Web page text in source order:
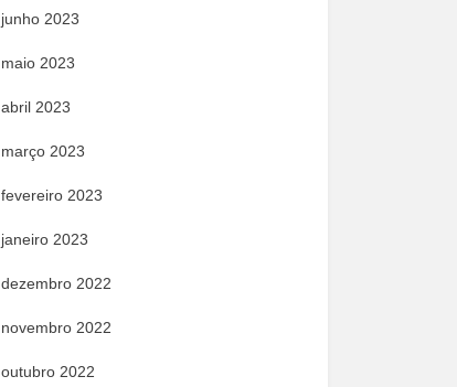
junho 2023
maio 2023
abril 2023
março 2023
fevereiro 2023
janeiro 2023
dezembro 2022
novembro 2022
outubro 2022